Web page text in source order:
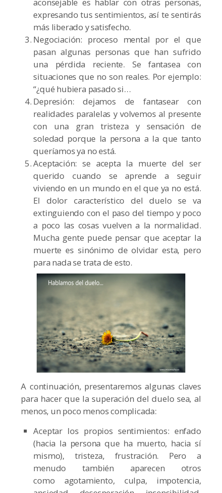
expresando tus sentimientos, así te sentirás
más liberado y satisfecho.
Negociación: proceso mental por el que
pasan algunas personas que han sufrido
una pérdida reciente. Se fantasea con
situaciones que no son reales. Por ejemplo:
“¿qué hubiera pasado si…
Depresión: dejamos de fantasear con
realidades paralelas y volvemos al presente
con una gran tristeza y sensación de
soledad porque la persona a la que tanto
queríamos ya no está.
Aceptación: se acepta la muerte del ser
querido cuando se aprende a seguir
viviendo en un mundo en el que ya no está.
El dolor característico del duelo se va
extinguiendo con el paso del tiempo y poco
a poco las cosas vuelven a la normalidad.
Mucha gente puede pensar que aceptar la
muerte es sinónimo de olvidar esta, pero
para nada se trata de esto.
A continuación, presentaremos algunas claves
para hacer que la superación del duelo sea, al
menos, un poco menos complicada:
Aceptar los propios sentimientos: enfado
(hacia la persona que ha muerto, hacia sí
mismo), tristeza, frustración. Pero a
menudo también aparecen otros
como agotamiento, culpa, impotencia,